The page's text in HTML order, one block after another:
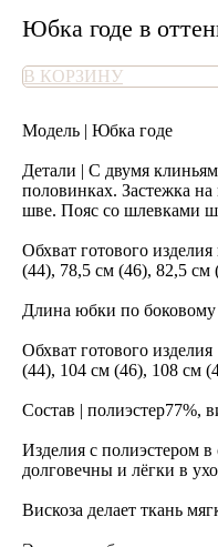
Юбка годе в
В КОРЗИНУ
Модель | Юбка годе
Детали | С двумя
половинках. Застежка
шве. Пояс со шлевками
Обхват готового
(44), 78,5 см (46), 82,5 см
Длина юбки по боковому
Обхват готового
(44), 104 см (46), 108 см
Состав | полиэстер77%,
Изделия с полиэстером
долговечны и лёгки в
Вискоза делает ткань